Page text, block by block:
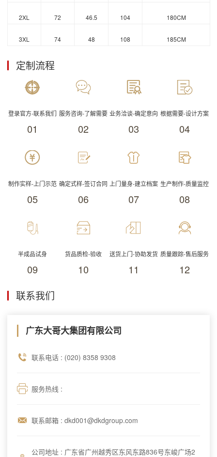
2XL 72 46.5 104 180CM
3XL 74 48 108 185CM
定制流程
登录官方-联系我们
01
服务咨询-了解需要
02
业务洽谈-确定意向
03
根据需要-设计方案
04
制作实样-上门示范
05
确定式样-签订合同
06
上门量身-建立档案
07
生产制作-质量监控
08
半成品试身
09
货品质检-验收
10
送货上门-协助发货
11
质量跟踪-售后服务
12
联系我们
广东大哥大集团有限公司
联系电话 : (020) 8358 9308
服务热线 :
联系邮箱 : dkd001@dkdgroup.com
公司地址 : 广东省广州越秀区东风东路836号东峻广场2